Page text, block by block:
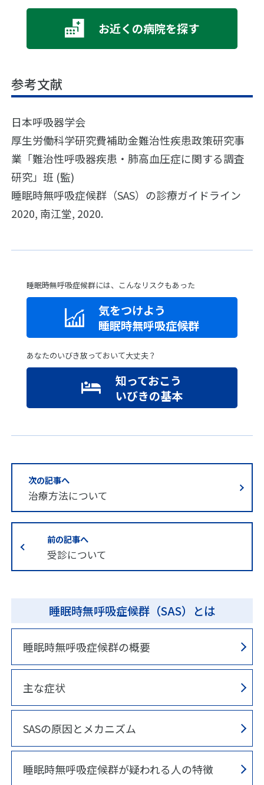
お近くの病院を探す
参考文献
日本呼吸器学会
厚生労働科学研究費補助金難治性疾患政策研究事
業「難治性呼吸器疾患・肺高血圧症に関する調査
研究」班 (監)
睡眠時無呼吸症候群（SAS）の診療ガイドライン
2020, 南江堂, 2020.
睡眠時無呼吸症候群には、こんなリスクもあった
気をつけよう
睡眠時無呼吸症候群
あなたのいびき放っておいて大丈夫？
知っておこう
いびきの基本
前の記事へ
受診について
次の記事へ
治療方法について
睡眠時無呼吸症候群（SAS）とは
睡眠時無呼吸症候群の概要
主な症状
SASの原因とメカニズム
睡眠時無呼吸症候群が疑われる人の特徴